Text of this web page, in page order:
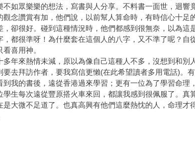
不如眾樂樂的想法，寫書與人分享。不料書一面世，迴響
觀念讚賞有加，他們說，以前幫人算命時，有時信心十足
，卻很好。碰到這種情況時，他們都感到很無奈，以為這
，都很準呀！為什麼套在這個人的八字，又不準了呢？自
喜用神。
來熱情未減，原以為像自己這種人不多，沒想到和別
要去拜訪作者，要我寫信更懶(在此希望讀者多用電話)。
到我的書後，遠從香港過來學習；更有一位為了學習命理
學生每次遠從豐原搭火車來回，都讓我感到很佩服了。真
是大微不足道了。也真高興有他們這麼熱忱的人，命理才